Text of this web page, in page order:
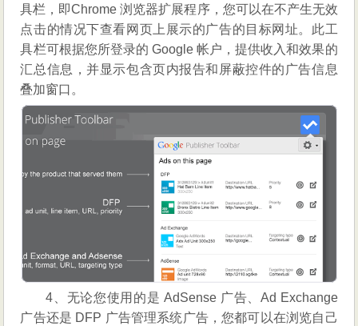
具栏，即Chrome 浏览器扩展程序，您可以在不产生无效
点击的情况下查看网页上展示的广告的目标网址。此工
具栏可根据您所登录的 Google 帐户，提供收入和效果的
汇总信息，并显示包含页内报告和屏蔽控件的广告信息
叠加窗口。
4、无论您使用的是 AdSense 广告、Ad Exchange
广告还是 DFP 广告管理系统广告，您都可以在浏览自己